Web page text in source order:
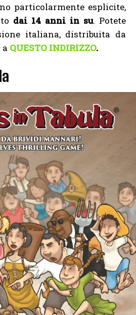
particolarmente esplicite,
dai 14 anni in su. Potete
italiana, distribuita da
QUESTO INDIRIZZO.